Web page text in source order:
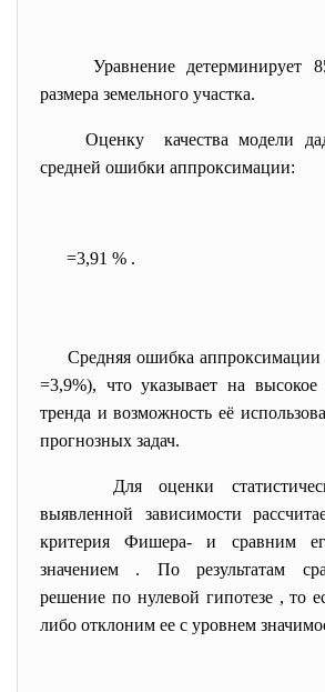
Уравнение детерминирует
размера земельного участка.
Оценку качества модели
средней ошибки аппроксимации:
=3,91 % .
Средняя ошибка аппроксимации
=3,9%), что указывает на высокое
тренда и возможность её
прогнозных задач.
Для оценки
выявленной зависимости
критерия Фишера-
и сравним
значением . По результатам
решение по нулевой гипотезе , то
либо отклоним ее с уровнем